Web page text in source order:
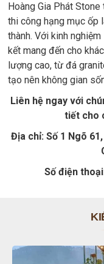
Hoàng Gia Phát
thi công hạng mục ốp
thành. Với kinh
kết mang đến cho
lượng cao, từ đá
tạo nên không gian
Liên hệ ngay với
tiết cho
Địa chỉ: Số 1 Ngõ
Số điện